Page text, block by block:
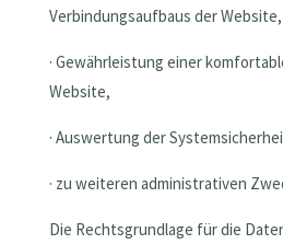
Verbindungsaufbaus der Website,
· Gewährleistung einer
Website,
· Auswertung der
· zu weiteren administrativen
Die Rechtsgrundlage für die